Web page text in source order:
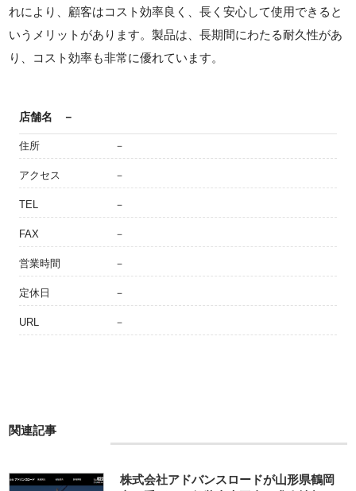
れにより、顧客はコスト効率良く、長く安心して使用できると
いうメリットがあります。製品は、長期間にわたる耐久性があ
り、コスト効率も非常に優れています。
店舗名 －
住所 －
アクセス －
TEL －
FAX －
営業時間 －
定休日 －
URL －
関連記事
株式会社アドバンスロードが山形県鶴岡